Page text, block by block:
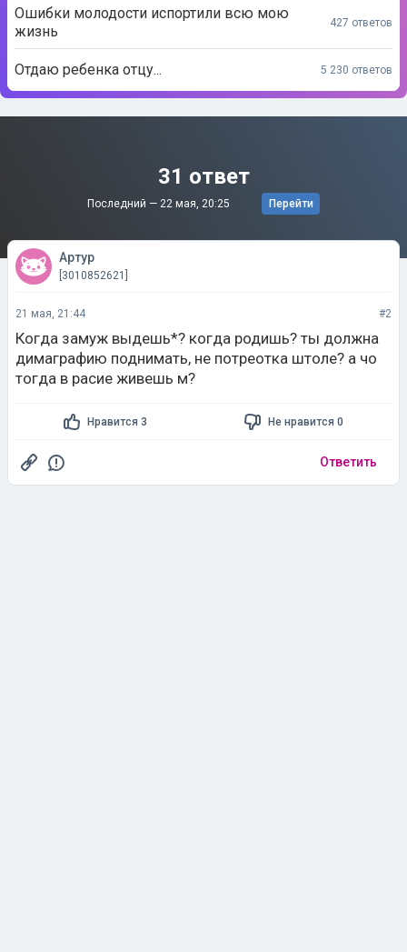
Ошибки молодости испортили всю мою
жизнь
427 ответов
Отдаю ребенка отцу... 5 230 ответов
31 ответ
Последний — 22 мая, 20:25 Перейти
Артур
[3010852621]
21 мая, 21:44 #2
Когда замуж выдешь*? когда родишь? ты должна
димаграфию поднимать, не потреотка штоле? а чо
тогда в расие живешь м?
Нравится 3 Не нравится 0
Ответить